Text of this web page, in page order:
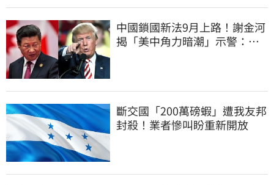
中國鎖國新法9月上路！謝金河
揭「美中角力暗潮」示警：台
斷交國「200萬磅蝦」遭我友邦
封殺！業者慘叫盼重新開放